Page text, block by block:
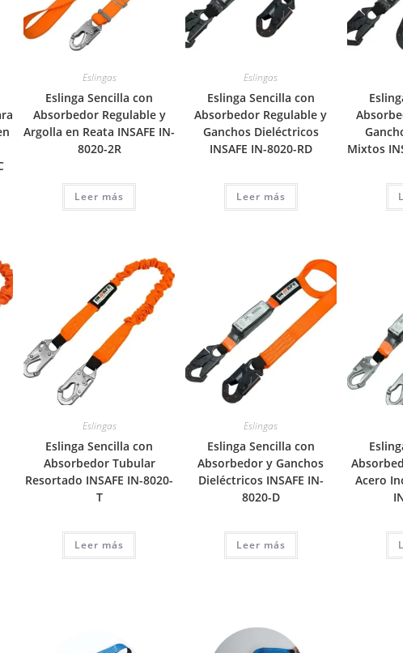
Eslingas
Eslinga Sencilla con
Absorbedor Regulable y
Argolla en Reata INSAFE IN-
8020-2R
Leer más
Eslingas
Eslinga Sencilla con
Absorbedor Regulable y
Ganchos Dieléctricos
INSAFE IN-8020-RD
Leer más
Mixtos
Eslingas
Eslinga Sencilla con
Absorbedor Tubular
Resortado INSAFE IN-8020-
T
Leer más
Eslingas
Eslinga Sencilla con
Absorbedor y Ganchos
Dieléctricos INSAFE IN-
8020-D
Leer más
Acero